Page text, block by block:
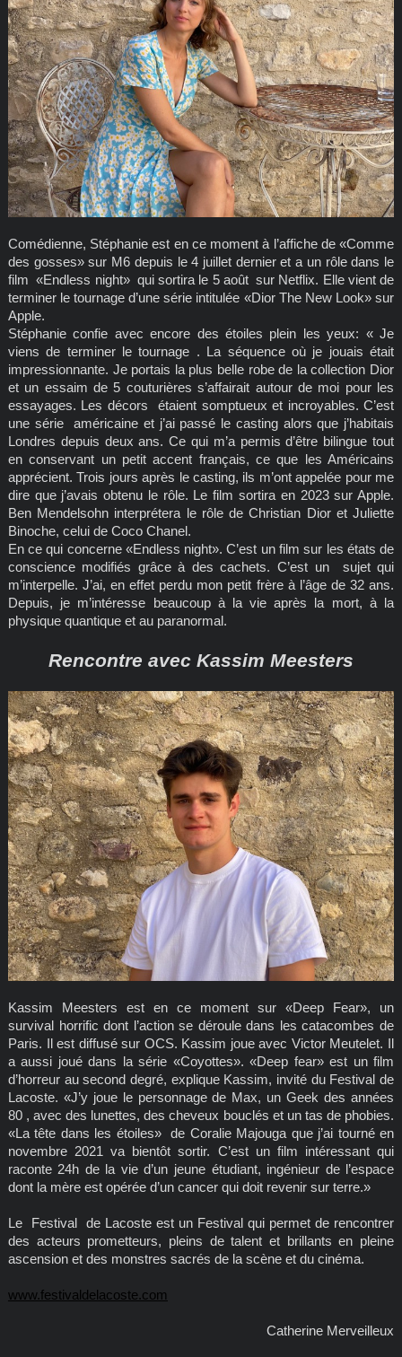
Comédienne, Stéphanie est en ce moment à l’affiche de «Comme
des gosses» sur M6 depuis le 4 juillet dernier et a un rôle dans le
film «Endless night» qui sortira le 5 août sur Netflix. Elle vient de
terminer le tournage d’une série intitulée «Dior The New Look» sur
Apple.
Stéphanie confie avec encore des étoiles plein les yeux: « Je
viens de terminer le tournage . La séquence où je jouais était
impressionnante. Je portais la plus belle robe de la collection Dior
et un essaim de 5 couturières s’affairait autour de moi pour les
essayages. Les décors étaient somptueux et incroyables. C’est
une série américaine et j’ai passé le casting alors que j’habitais
Londres depuis deux ans. Ce qui m’a permis d’être bilingue tout
en conservant un petit accent français, ce que les Américains
apprécient. Trois jours après le casting, ils m’ont appelée pour me
dire que j’avais obtenu le rôle. Le film sortira en 2023 sur Apple.
Ben Mendelsohn interprétera le rôle de Christian Dior et Juliette
Binoche, celui de Coco Chanel.
En ce qui concerne «Endless night». C’est un film sur les états de
conscience modifiés grâce à des cachets. C’est un sujet qui
m’interpelle. J’ai, en effet perdu mon petit frère à l’âge de 32 ans.
Depuis, je m’intéresse beaucoup à la vie après la mort, à la
physique quantique et au paranormal.
Rencontre avec Kassim Meesters
Kassim Meesters est en ce moment sur «Deep Fear», un
survival horrific dont l’action se déroule dans les catacombes de
Paris. Il est diffusé sur OCS. Kassim joue avec Victor Meutelet. Il
a aussi joué dans la série «Coyottes». «Deep fear» est un film
d’horreur au second degré, explique Kassim, invité du Festival de
Lacoste. «J’y joue le personnage de Max, un Geek des années
80 , avec des lunettes, des cheveux bouclés et un tas de phobies.
«La tête dans les étoiles» de Coralie Majouga que j’ai tourné en
novembre 2021 va bientôt sortir. C’est un film intéressant qui
raconte 24h de la vie d’un jeune étudiant, ingénieur de l’espace
dont la mère est opérée d’un cancer qui doit revenir sur terre.»
Le Festival de Lacoste est un Festival qui permet de rencontrer
des acteurs prometteurs, pleins de talent et brillants en pleine
ascension et des monstres sacrés de la scène et du cinéma.
www.festivaldelacoste.com
Catherine Merveilleux